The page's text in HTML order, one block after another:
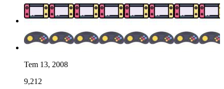
Tem 13, 2008
9,212